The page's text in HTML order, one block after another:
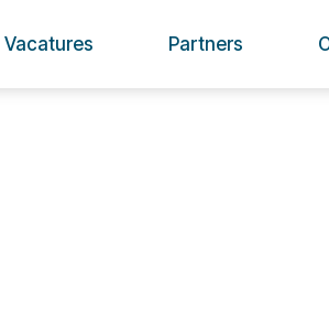
Vacatures Partners